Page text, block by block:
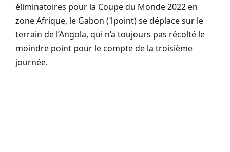
éliminatoires pour la Coupe du Monde 2022 en
zone Afrique, le Gabon (1point) se déplace sur le
terrain de l’Angola, qui n’a toujours pas récolté le
moindre point pour le compte de la troisième
journée.